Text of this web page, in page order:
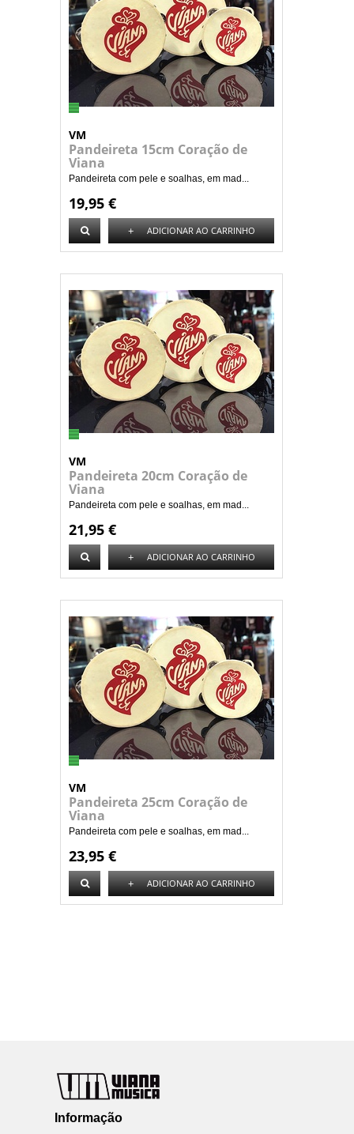
VM
Pandeireta 15cm Coração de
Viana
Pandeireta com pele e soalhas, em mad...
19,95 €
+ ADICIONAR AO CARRINHO
VM
Pandeireta 20cm Coração de
Viana
Pandeireta com pele e soalhas, em mad...
21,95 €
+ ADICIONAR AO CARRINHO
VM
Pandeireta 25cm Coração de
Viana
Pandeireta com pele e soalhas, em mad...
23,95 €
+ ADICIONAR AO CARRINHO
Informação